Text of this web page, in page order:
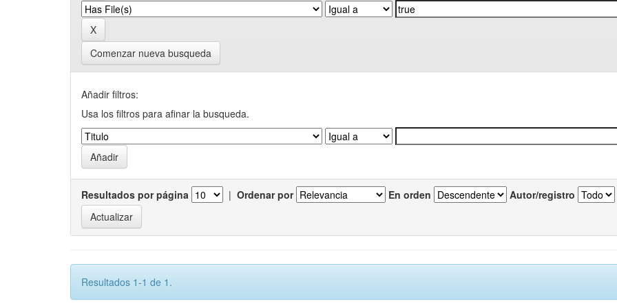
Comenzar nueva busqueda
Añadir filtros:
Usa los filtros para afinar la busqueda.
Resultados por página | Ordenar por En orden Autor/registro
Resultados 1-1 de 1.